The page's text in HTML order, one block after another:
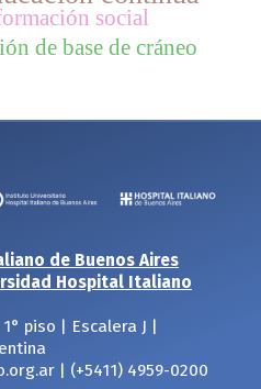
de base de cráneo
social
de Buenos Aires
Hospital Italiano
piso | Escalera J |
| (+5411) 4959-0200